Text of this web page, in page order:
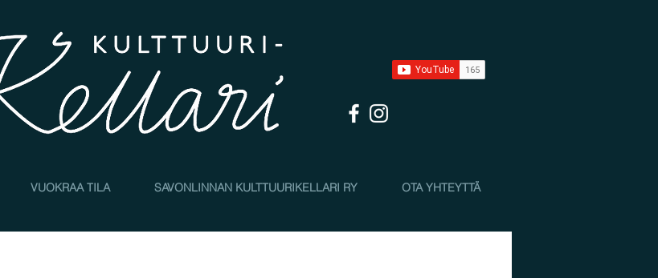
VUOKRAA TILA SAVONLINNAN KULTTUURIKELLARI RY OTA YHTEYTTÄ